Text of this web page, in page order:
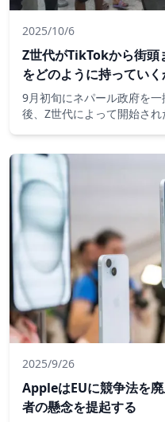
2025/10/6
Z世代がTikTokから街頭
をどのように持っていく
9月初旬にネパール政府を
後、Z世代によって開始さ
2025/9/26
AppleはEUに競争法を
者の懸念を提起する